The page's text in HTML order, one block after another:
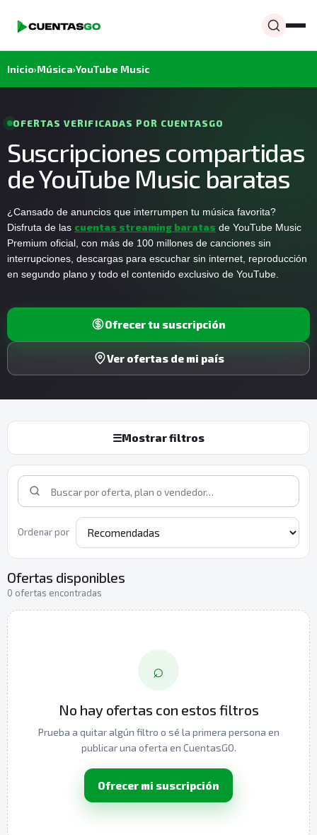
Inicio›Música›YouTube Music
OFERTAS VERIFICADAS POR CUENTASGO
Suscripciones compartidas
de YouTube Music baratas
¿Cansado de anuncios que interrumpen tu música favorita?
Disfruta de las cuentas streaming baratas de YouTube Music
Premium oficial, con más de 100 millones de canciones sin
interrupciones, descargas para escuchar sin internet, reproducción
en segundo plano y todo el contenido exclusivo de YouTube.
Ofrecer tu suscripción
Ver ofertas de mi país
☰Mostrar filtros
Ordenar por
Ofertas disponibles
0 ofertas encontradas
⌕
No hay ofertas con estos filtros
Prueba a quitar algún filtro o sé la primera persona en
publicar una oferta en CuentasGO.
Ofrecer mi suscripción